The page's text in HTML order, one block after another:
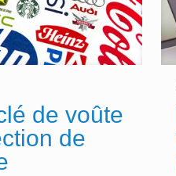
de voûte
de